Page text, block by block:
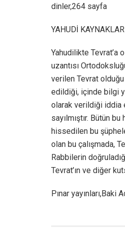
dinler,264 sayfa
YAHUDİ
Yahudilikte Tevrat’a
uzantısı
verilen Tevrat
edildiği, içinde bilgi
olarak verildiği iddia
sayılmıştır. Bütün
hissedilen bu
olan bu çalışmada,
Rabbilerin
Tevrat’ın ve diğer
Pınar yayınları,Baki